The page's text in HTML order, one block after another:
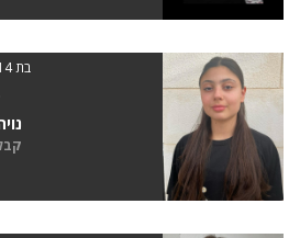
בת 14 | 1.64